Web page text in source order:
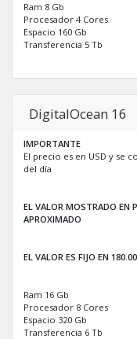
Ram 8 Gb
Procesador 4 Cores
Espacio 160 Gb
Transferencia 5 Tb
DigitalOcean 16
IMPORTANTE
El precio es en USD y se
del día
EL VALOR MOSTRADO EN
APROXIMADO
EL VALOR ES FIJO EN
Ram 16 Gb
Procesador 8 Cores
Espacio 320 Gb
Transferencia 6 Tb